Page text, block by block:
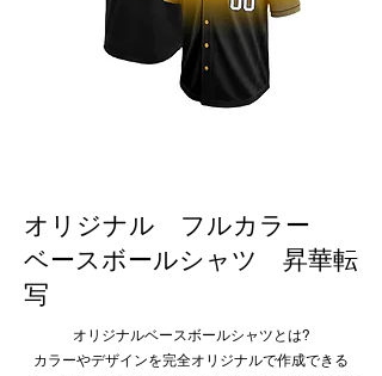
オリジナル フルカラー​
ベースボールシャツ 昇華転
写
オリジナルベースボールシャツとは?
カラーやデザインを完全オリジナルで作成できる